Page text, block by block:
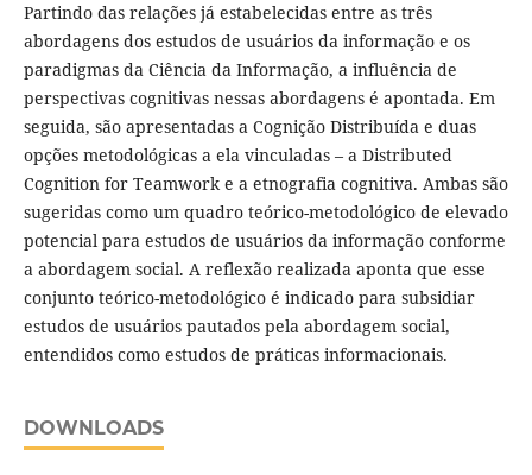
Partindo das relações já estabelecidas entre as três
abordagens dos estudos de usuários da informação e os
paradigmas da Ciência da Informação, a influência de
perspectivas cognitivas nessas abordagens é apontada. Em
seguida, são apresentadas a Cognição Distribuída e duas
opções metodológicas a ela vinculadas – a Distributed
Cognition for Teamwork e a etnografia cognitiva. Ambas são
sugeridas como um quadro teórico-metodológico de elevado
potencial para estudos de usuários da informação conforme
a abordagem social. A reflexão realizada aponta que esse
conjunto teórico-metodológico é indicado para subsidiar
estudos de usuários pautados pela abordagem social,
entendidos como estudos de práticas informacionais.
DOWNLOADS